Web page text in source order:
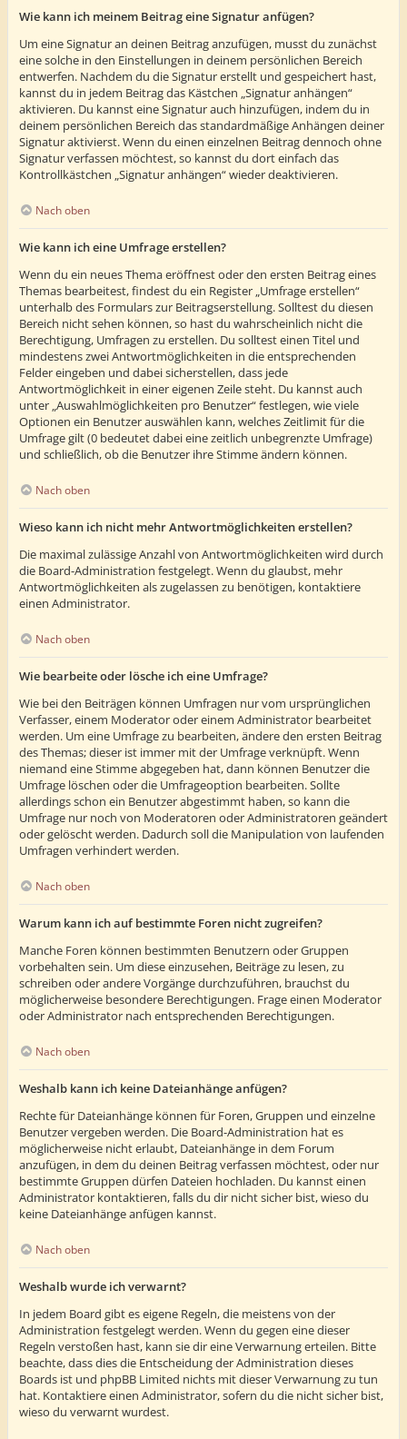
Wie kann ich meinem Beitrag eine Signatur anfügen?
Um eine Signatur an deinen Beitrag anzufügen, musst du zunächst
eine solche in den Einstellungen in deinem persönlichen Bereich
entwerfen. Nachdem du die Signatur erstellt und gespeichert hast,
kannst du in jedem Beitrag das Kästchen „Signatur anhängen“
aktivieren. Du kannst eine Signatur auch hinzufügen, indem du in
deinem persönlichen Bereich das standardmäßige Anhängen deiner
Signatur aktivierst. Wenn du einen einzelnen Beitrag dennoch ohne
Signatur verfassen möchtest, so kannst du dort einfach das
Kontrollkästchen „Signatur anhängen“ wieder deaktivieren.
Nach oben
Wie kann ich eine Umfrage erstellen?
Wenn du ein neues Thema eröffnest oder den ersten Beitrag eines
Themas bearbeitest, findest du ein Register „Umfrage erstellen“
unterhalb des Formulars zur Beitragserstellung. Solltest du diesen
Bereich nicht sehen können, so hast du wahrscheinlich nicht die
Berechtigung, Umfragen zu erstellen. Du solltest einen Titel und
mindestens zwei Antwortmöglichkeiten in die entsprechenden
Felder eingeben und dabei sicherstellen, dass jede
Antwortmöglichkeit in einer eigenen Zeile steht. Du kannst auch
unter „Auswahlmöglichkeiten pro Benutzer“ festlegen, wie viele
Optionen ein Benutzer auswählen kann, welches Zeitlimit für die
Umfrage gilt (0 bedeutet dabei eine zeitlich unbegrenzte Umfrage)
und schließlich, ob die Benutzer ihre Stimme ändern können.
Nach oben
Wieso kann ich nicht mehr Antwortmöglichkeiten erstellen?
Die maximal zulässige Anzahl von Antwortmöglichkeiten wird durch
die Board-Administration festgelegt. Wenn du glaubst, mehr
Antwortmöglichkeiten als zugelassen zu benötigen, kontaktiere
einen Administrator.
Nach oben
Wie bearbeite oder lösche ich eine Umfrage?
Wie bei den Beiträgen können Umfragen nur vom ursprünglichen
Verfasser, einem Moderator oder einem Administrator bearbeitet
werden. Um eine Umfrage zu bearbeiten, ändere den ersten Beitrag
des Themas; dieser ist immer mit der Umfrage verknüpft. Wenn
niemand eine Stimme abgegeben hat, dann können Benutzer die
Umfrage löschen oder die Umfrageoption bearbeiten. Sollte
allerdings schon ein Benutzer abgestimmt haben, so kann die
Umfrage nur noch von Moderatoren oder Administratoren geändert
oder gelöscht werden. Dadurch soll die Manipulation von laufenden
Umfragen verhindert werden.
Nach oben
Warum kann ich auf bestimmte Foren nicht zugreifen?
Manche Foren können bestimmten Benutzern oder Gruppen
vorbehalten sein. Um diese einzusehen, Beiträge zu lesen, zu
schreiben oder andere Vorgänge durchzuführen, brauchst du
möglicherweise besondere Berechtigungen. Frage einen Moderator
oder Administrator nach entsprechenden Berechtigungen.
Nach oben
Weshalb kann ich keine Dateianhänge anfügen?
Rechte für Dateianhänge können für Foren, Gruppen und einzelne
Benutzer vergeben werden. Die Board-Administration hat es
möglicherweise nicht erlaubt, Dateianhänge in dem Forum
anzufügen, in dem du deinen Beitrag verfassen möchtest, oder nur
bestimmte Gruppen dürfen Dateien hochladen. Du kannst einen
Administrator kontaktieren, falls du dir nicht sicher bist, wieso du
keine Dateianhänge anfügen kannst.
Nach oben
Weshalb wurde ich verwarnt?
In jedem Board gibt es eigene Regeln, die meistens von der
Administration festgelegt werden. Wenn du gegen eine dieser
Regeln verstoßen hast, kann sie dir eine Verwarnung erteilen. Bitte
beachte, dass dies die Entscheidung der Administration dieses
Boards ist und phpBB Limited nichts mit dieser Verwarnung zu tun
hat. Kontaktiere einen Administrator, sofern du die nicht sicher bist,
wieso du verwarnt wurdest.